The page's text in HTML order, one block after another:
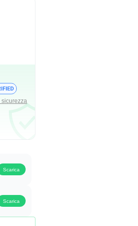
Scarica
Scarica